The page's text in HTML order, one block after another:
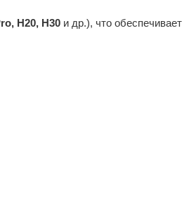
H20, H30 и др.), что обеспечивает